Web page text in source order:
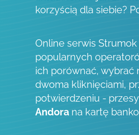
korzyścią dla siebie?
Online serwis
popularnych
ich porównać, wybrać
dwoma kliknięciami,
potwierdzeniu -
Andora na kartę